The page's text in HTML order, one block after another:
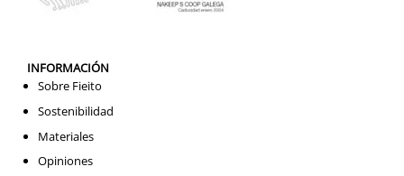
INFORMACIÓN
Sobre Fieito
Sostenibilidad
Materiales
Opiniones